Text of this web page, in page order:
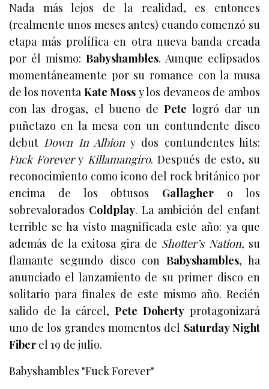
Nada más lejos de la realidad, es entonces
(realmente unos meses antes) cuando comenzó su
etapa más prolífica en otra nueva banda creada
por él mismo: Babyshambles. Aunque eclipsados
momentáneamente por su romance con la musa
de los noventaKate Moss y los devaneos de ambos
con las drogas, el bueno dePete logró dar un
puñetazo en la mesa con un contundente disco
debut Down In Albiony dos contundentes hits:
Fuck Forevery Killamangiro. Después de esto, su
reconocimiento como icono del rock británico por
encima de los obtusos Gallagher o los
sobrevalorados Coldplay. La ambición del enfant
terrible se ha visto magnificada este año: ya que
además de la exitosa gira de Shotter’s Nation, su
flamante segundo disco conBabyshambles, ha
anunciado el lanzamiento de su primer disco en
solitario para finales de este mismo año. Recién
salido de la cárcel, Pete Dohertyprotagonizará
uno de los grandes momentos del Saturday Night
Fiber el 19 de julio.
Babyshambles "Fuck Forever"